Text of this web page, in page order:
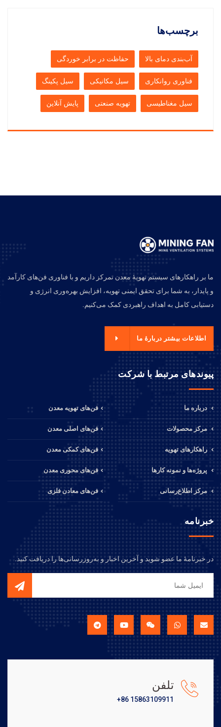
برچسب‌ها
آب‌بندی دمای بالا حفاظت در برابر خوردگی
فناوری روانکاری سیل مکانیکی سیل پکینگ
سیل مغناطیسی تهویه صنعتی پایش آنلاین
ما بر راهکارهای سیستم تهویهٔ معدن تمرکز داریم و با فناوری فن‌های کارآمد
و پایدار، به شما برای تحقق ایمنی تهویه، افزایش بهره‌وری انرژی و
دستیابی کامل به اهداف راهبردی کمک می‌کنیم.
اطلاعات بیشتر دربارهٔ ما
پیوندهای مرتبط با شرکت
درباره ما
مرکز محصولات
راهکارهای تهویه
پروژه‌ها و نمونه کارها
مرکز اطلاع‌رسانی
فن‌های تهویه معدن
فن‌های اصلی معدن
فن‌های کمکی معدن
فن‌های محوری معدن
فن‌های معادن فلزی
خبرنامه
در خبرنامهٔ ما عضو شوید و آخرین اخبار و به‌روزرسانی‌ها را دریافت کنید.
تلفن
+86 15863109911